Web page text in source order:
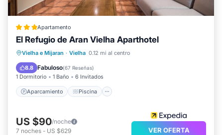
Apartamento
El Refugio de Aran Vielha Aparthotel
Vielha e Mijaran · Vielha 0.12 mi al centro
8.8 Fabuloso(67 Reseñas)
1 Dormitorio 1 Baño 6 Invitados
Aparcamiento Piscina
Aparcamiento
Piscina
Balcón/Terraza
US $90/noche
7 noches - US $629 VER OFERTA